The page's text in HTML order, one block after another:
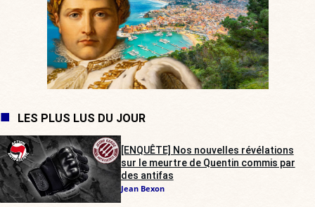
LES PLUS LUS DU JOUR
[ENQUÊTE] Nos nouvelles révélations
sur le meurtre de Quentin commis par
des antifas
Jean Bexon